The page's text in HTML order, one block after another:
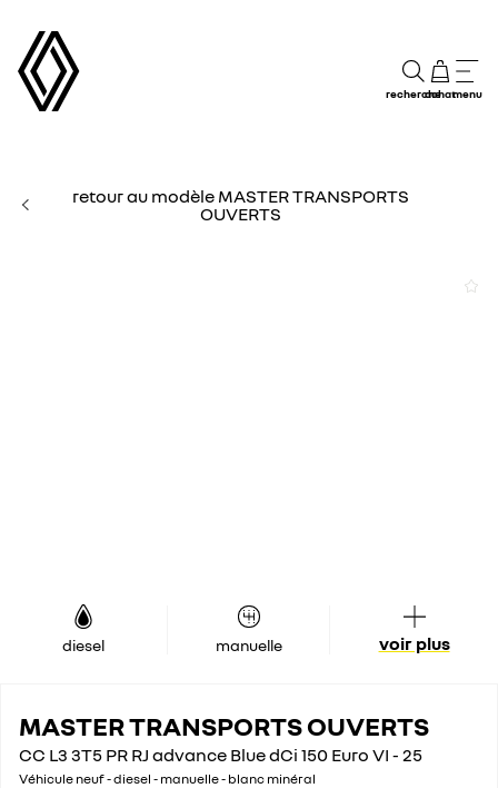
rechercheachatmenu
retour au modèle MASTER TRANSPORTS
OUVERTS
diesel manuelle voir plus
MASTER TRANSPORTS OUVERTS
CC L3 3T5 PR RJ advance Blue dCi 150 Euro VI - 25
Véhicule neuf - diesel - manuelle - blanc minéral